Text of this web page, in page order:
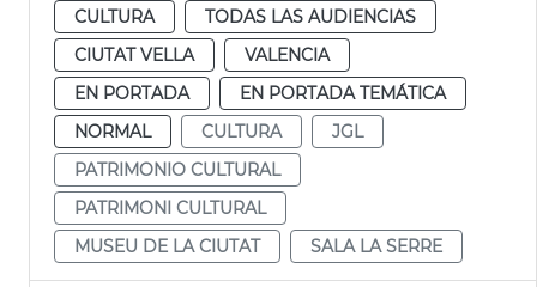
CULTURA
TODAS LAS AUDIENCIAS
CIUTAT VELLA
VALENCIA
EN PORTADA
EN PORTADA TEMÁTICA
NORMAL
CULTURA
JGL
PATRIMONIO CULTURAL
PATRIMONI CULTURAL
MUSEU DE LA CIUTAT
SALA LA SERRE